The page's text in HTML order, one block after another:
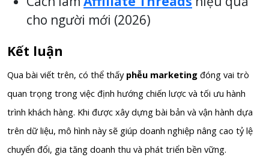
cho người mới (2026)
Kết luận
Qua bài viết trên, có thể thấy phễu marketing đóng vai trò
quan trọng trong việc định hướng chiến lược và tối ưu hành
trình khách hàng. Khi được xây dựng bài bản và vận hành dựa
trên dữ liệu, mô hình này sẽ giúp doanh nghiệp nâng cao tỷ lệ
chuyển đổi, gia tăng doanh thu và phát triển bền vững.